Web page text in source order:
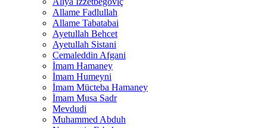
Allame Fadlullah
Allame Tabatabai
Ayetullah Behcet
Ayetullah Sistani
Cemaleddin Afgani
İmam Hamaney
İmam Humeyni
İmam Mücteba Hamaney
İmam Musa Sadr
Mevdudi
Muhammed Abduh